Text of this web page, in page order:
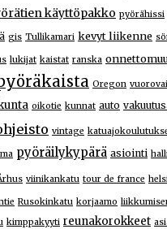
käyttöpakko pyörähissi
gis Tullikamari kevyt liikenne
lukijat kaistat ranska
Oregon
oikotie kunnat auto
vintage
pyöräilykypärä asiointi
viinikankatu tour de france
Rusokinkatu korjaamo
kimppakyyti reunakorokkeet